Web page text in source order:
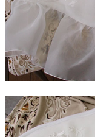
【ドレスリメ
ェディングドレ
【ドレスリメイ
レス
【ドレスリメイ